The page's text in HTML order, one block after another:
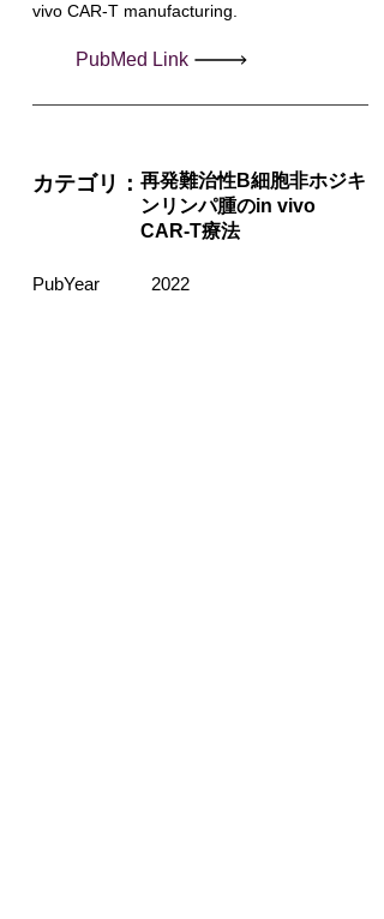
vivo CAR-T manufacturing.
PubMed Link
カテゴリ： 再発難治性B細胞非ホジキ
ンリンパ腫のin vivo
CAR-T療法
PubYear 2022